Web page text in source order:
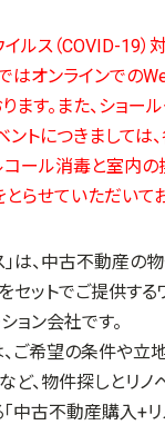
ルス（COVID-19）
はオンラインでの
ます。また、ショー
ントにつきましては
ール消毒と室内の
らせていただいてお
」は、中古不動産の
セットでご提供する
ョン会社です。
ご希望の条件や立
ど、物件探しとリノ
中古不動産購入+